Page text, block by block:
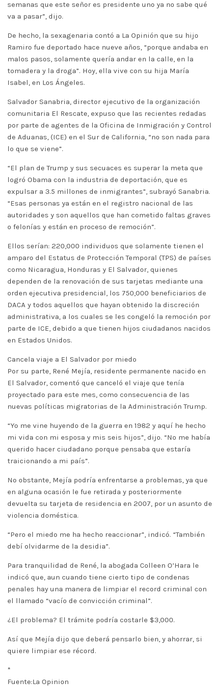
semanas que este señor es presidente uno ya no sabe qué
va a pasar”, dijo.
De hecho, la sexagenaria contó a La Opinión que su hijo
Ramiro fue deportado hace nueve años, “porque andaba en
malos pasos, solamente quería andar en la calle, en la
tomadera y la droga”. Hoy, ella vive con su hija María
Isabel, en Los Ángeles.
Salvador Sanabria, director ejecutivo de la organización
comunitaria El Rescate, expuso que las recientes redadas
por parte de agentes de la Oficina de Inmigración y Control
de Aduanas, (ICE) en el Sur de California, “no son nada para
lo que se viene”.
“El plan de Trump y sus secuaces es superar la meta que
logró Obama con la industria de deportación, que es
expulsar a 3.5 millones de inmigrantes”, subrayó Sanabria.
“Esas personas ya están en el registro nacional de las
autoridades y son aquellos que han cometido faltas graves
o felonías y están en proceso de remoción”.
Ellos serían: 220,000 individuos que solamente tienen el
amparo del Estatus de Protección Temporal (TPS) de países
como Nicaragua, Honduras y El Salvador, quienes
dependen de la renovación de sus tarjetas mediante una
orden ejecutiva presidencial, los 750,000 beneficiarios de
DACA y todos aquellos que hayan obtenido la discreción
administrativa, a los cuales se les congeló la remoción por
parte de ICE, debido a que tienen hijos ciudadanos nacidos
en Estados Unidos.
Cancela viaje a El Salvador por miedo
Por su parte, René Mejía, residente permanente nacido en
El Salvador, comentó que canceló el viaje que tenía
proyectado para este mes, como consecuencia de las
nuevas políticas migratorias de la Administración Trump.
“Yo me vine huyendo de la guerra en 1982 y aquí he hecho
mi vida con mi esposa y mis seis hijos”, dijo. “No me había
querido hacer ciudadano porque pensaba que estaría
traicionando a mi país”.
No obstante, Mejía podría enfrentarse a problemas, ya que
en alguna ocasión le fue retirada y posteriormente
devuelta su tarjeta de residencia en 2007, por un asunto de
violencia doméstica.
“Pero el miedo me ha hecho reaccionar”, indicó. “También
debí olvidarme de la desidia”.
Para tranquilidad de René, la abogada Colleen O’Hara le
indicó que, aun cuando tiene cierto tipo de condenas
penales hay una manera de limpiar el record criminal con
el llamado “vacío de convicción criminal”.
¿El problema? El trámite podría costarle $3,000.
Así que Mejía dijo que deberá pensarlo bien, y ahorrar, si
quiere limpiar ese récord.
*
Fuente:La Opinion